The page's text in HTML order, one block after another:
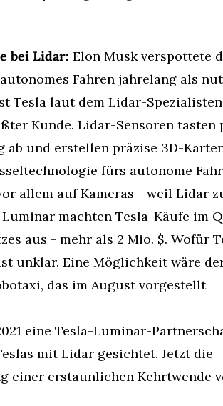
bei Lidar: Elon Musk verspottete
Fahren jahrelang als
Tesla laut dem Lidar-Spezialisten
Kunde. Lidar-Sensoren tasten
ab und erstellen präzise 3D-
fürs autonome
allem auf Kameras - weil Lidar
machten Tesla-Käufe im
aus - mehr als 2 Mio. $. Wofür
unklar. Eine Möglichkeit wäre
das im August vorgestellt
eine Tesla-Luminar-
mit Lidar gesichtet. Jetzt die
einer erstaunlichen Kehrtwende